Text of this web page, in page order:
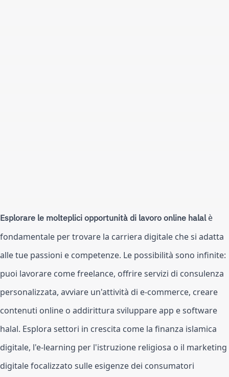
Esplorare le molteplici opportunità di lavoro online halal è
fondamentale per trovare la carriera digitale che si adatta
alle tue passioni e competenze. Le possibilità sono infinite:
puoi lavorare come freelance, offrire servizi di consulenza
personalizzata, avviare un'attività di e-commerce, creare
contenuti online o addirittura sviluppare app e software
halal. Esplora settori in crescita come la finanza islamica
digitale, l'e-learning per l'istruzione religiosa o il marketing
digitale focalizzato sulle esigenze dei consumatori